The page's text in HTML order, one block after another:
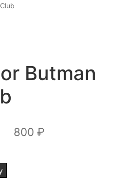
Butman
800 ₽